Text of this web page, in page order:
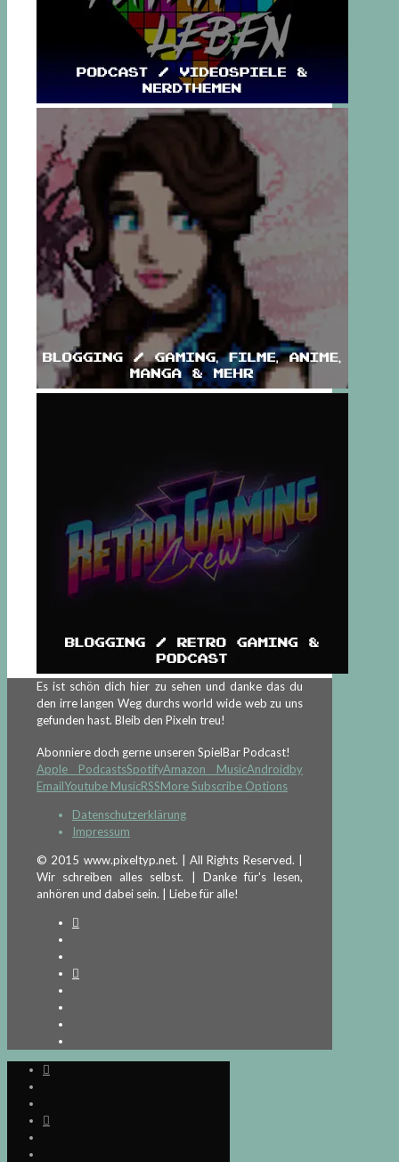
Es ist schön dich hier zu sehen und danke das du
den irre langen Weg durchs world wide web zu uns
gefunden hast. Bleib den Pixeln treu!
Abonniere doch gerne unseren SpielBar Podcast!
Apple PodcastsSpotifyAmazon MusicAndroidby
EmailYoutube MusicRSSMore Subscribe Options
Datenschutzerklärung
Impressum
© 2015 www.pixeltyp.net. | All Rights Reserved. |
Wir schreiben alles selbst. | Danke für's lesen,
anhören und dabei sein. | Liebe für alle!